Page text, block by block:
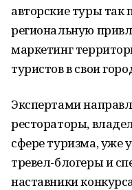
авторские туры так
региональную
маркетинг
туристов в свои
Экспертами
рестораторы,
сфере туризма, уже
тревел-блогеры и
наставники